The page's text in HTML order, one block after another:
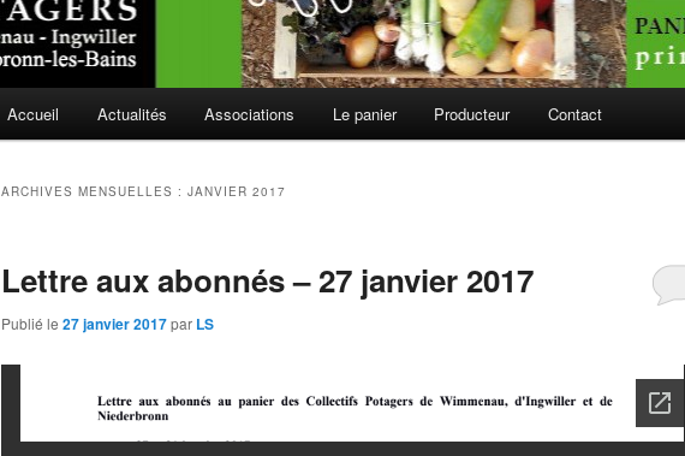
Aller
principal
Aller
secondaire
Accueil Actualités Associations Le panier Producteur Contact
ARCHIVES MENSUELLES : JANVIER 2017
Lettre aux abonnés – 27 janvier 2017
Publié le 27 janvier 2017par LS